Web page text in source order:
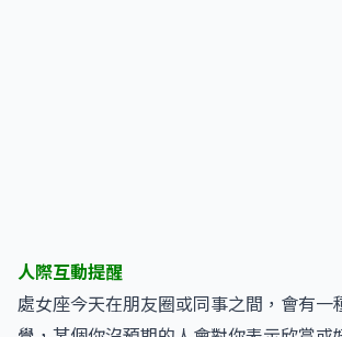
人際互動提醒
處女座今天在朋友圈或同事之間，會有一